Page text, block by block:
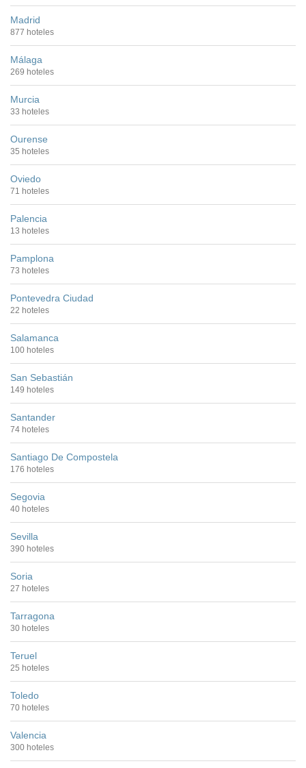
Madrid
877 hoteles
Málaga
269 hoteles
Murcia
33 hoteles
Ourense
35 hoteles
Oviedo
71 hoteles
Palencia
13 hoteles
Pamplona
73 hoteles
Pontevedra Ciudad
22 hoteles
Salamanca
100 hoteles
San Sebastián
149 hoteles
Santander
74 hoteles
Santiago De Compostela
176 hoteles
Segovia
40 hoteles
Sevilla
390 hoteles
Soria
27 hoteles
Tarragona
30 hoteles
Teruel
25 hoteles
Toledo
70 hoteles
Valencia
300 hoteles